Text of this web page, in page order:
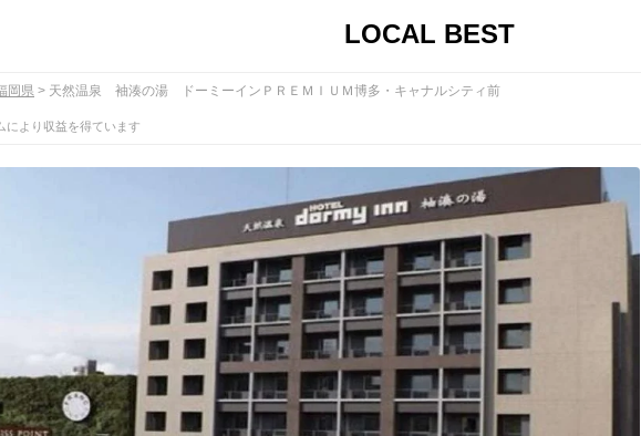
LOCAL BEST
岡県 天然温泉 袖湊の湯 ドーミーインＰＲＥＭＩＵＭ博多・キャナルシティ前
により収益を得ています